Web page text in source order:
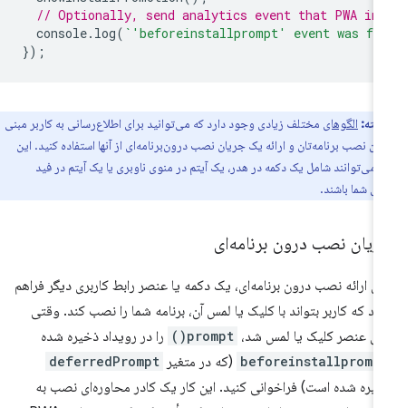
// Optionally, send analytics event that PWA
console.log (`'beforeinstallprompt' event was
الگوهایمختلف زیادی وجود دارد که می‌توانید برای اطلاع‌رسانی به کاربر مبنی
نصب برنامه‌تان و ارائه یک جریان نصب درون‌برنامه‌ای از آنها استفاده کنید. این
می‌توانند شامل یک دکمه در هدر، یک آیتم در منوی ناوبری یا یک آیتم در فید
شما باشند.
نصب درون برنامه‌ای
ارائه نصب درون برنامه‌ای، یک دکمه یا عنصر رابط کاربری دیگر فراهم
که کاربر بتواند با کلیک یا لمس آن، برنامه شما را نصب کند. وقتی
عنصر کلیک یا لمس شد، prompt() را در رویداد ذخیره شده
(که در متغیر deferredPrompt
شده است) فراخوانی کنید. این کار یک کادر محاوره‌ای نصب به